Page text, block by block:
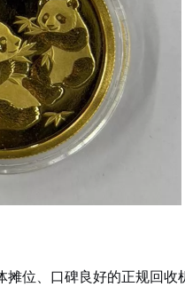
摊位、口碑良好的正规回收